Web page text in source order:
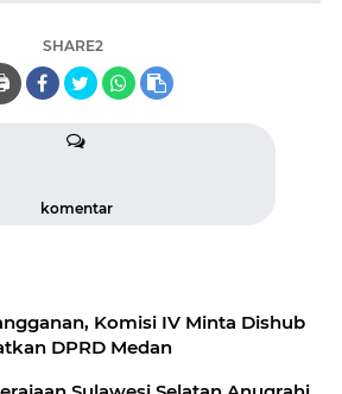
SHARE2
komentar
Komisi IV Minta Dishub
DPRD Medan